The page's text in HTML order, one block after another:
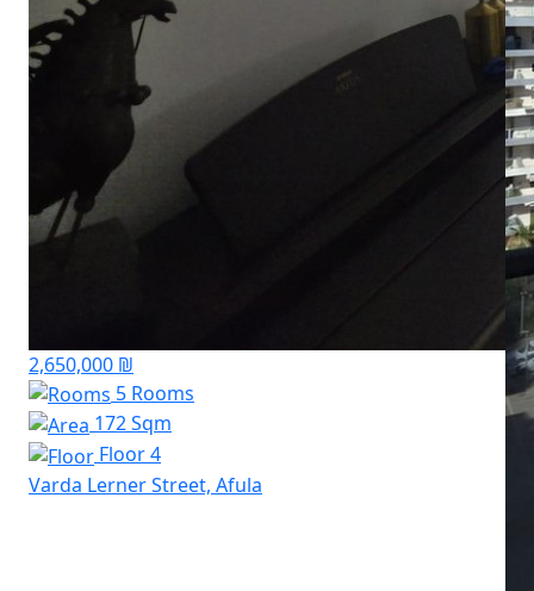
2,650,000 ₪
5 Rooms
172 Sqm
Floor 4
Varda Lerner Street, Afula